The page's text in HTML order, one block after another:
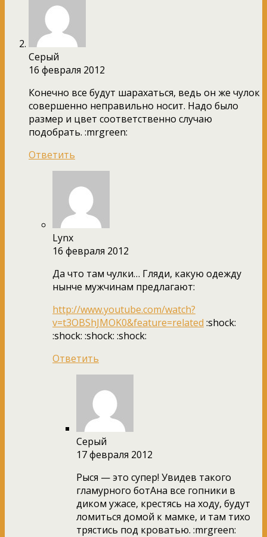
Серый
16 февраля 2012
Конечно все будут шарахаться, ведь он же чулок
совершенно неправильно носит. Надо было
размер и цвет соответственно случаю
подобрать. :mrgreen:
Ответить
Lynx
16 февраля 2012
Да что там чулки… Гляди, какую одежду
нынче мужчинам предлагают:
http://www.youtube.com/watch?
v=t3OBShJMOK0&feature=related :shock:
:shock: :shock: :shock:
Ответить
Серый
17 февраля 2012
Рыся — это супер! Увидев такого
гламурного ботАна все гопники в
диком ужасе, крестясь на ходу, будут
ломиться домой к мамке, и там тихо
трястись под кроватью. :mrgreen: